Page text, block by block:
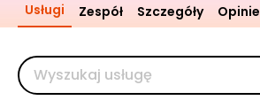
Usługi Zespół Szczegóły Opinie